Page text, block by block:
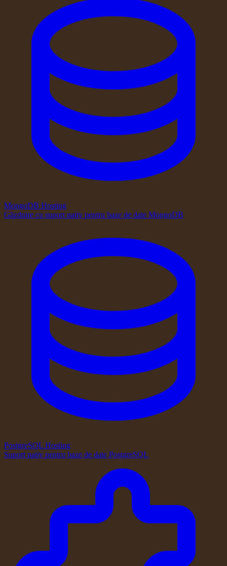
MongoDB Hosting
Găzduire cu suport nativ pentru baze de date MongoDB
PostgreSQL Hosting
Suport nativ pentru baze de date PostgreSQL